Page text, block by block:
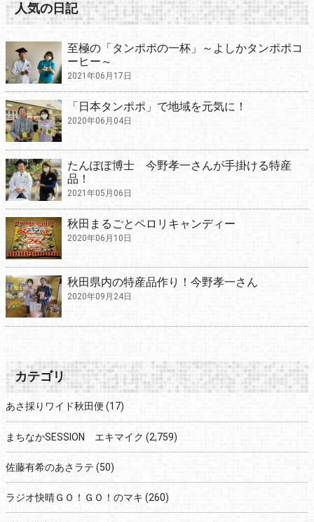
人気の日記
至極の「タンポポの一杯」～よしかタンポポコ
ーヒー～
2021年06月17日
「日本タンポポ」で地域を元気に！
2020年06月04日
たんぽぽ博士 今野孝一さんが手掛ける特産
品！
2021年05月06日
秋田まるごとペロリキャンディー
2020年06月10日
秋田県内の特産品作り！今野孝一さん
2020年09月24日
カテゴリ
あさ採りワイド秋田便 (17)
まちなかSESSION エキマイク (2,759)
佐藤有希のあさラテ (50)
ラジオ快晴ＧＯ！ＧＯ！のマキ (260)